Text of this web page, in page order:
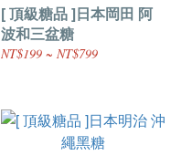
[ 頂級糖品 ]日本岡田 阿
波和三盆糖
NT$199 ~ NT$799